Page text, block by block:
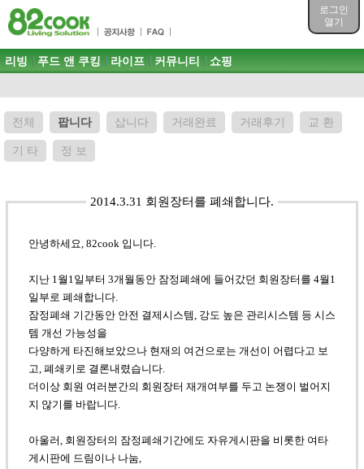
로그인
열기
목차
주메뉴 바로가기
컨텐츠 바로가기
검색 바로가기
로그인 바로가기
주메뉴
리빙 푸드 앤 쿠킹 라이프 커뮤니티 쇼핑
전체 팝니다 삽니다 거래완료 거래후기 교 환
기 타 정 보
2014.3.31 회원장터를 폐쇄합니다.
안녕하세요, 82cook 입니다.
지난 1월1일부터 3개월동안 잠정폐쇄에 들어갔던 회원장터를 4월1
일부로 폐쇄합니다.
잠정폐쇄 기간동안 안전 결제시스템, 강도 높은 관리시스템 등 시스
템 개선 가능성을
다양하게 타진해보았으나 현재의 여건으로는 개선이 어렵다고 보
고, 폐쇄키로 결론내렸습니다.
더이상 회원 여러분간의 회원장터 재개여부를 두고 논쟁이 벌어지
지 않기를 바랍니다.
아울러, 회원장터의 잠정폐쇄기간에도 자유게시판을 비롯한 여타
게시판에 드림이나 나눔,